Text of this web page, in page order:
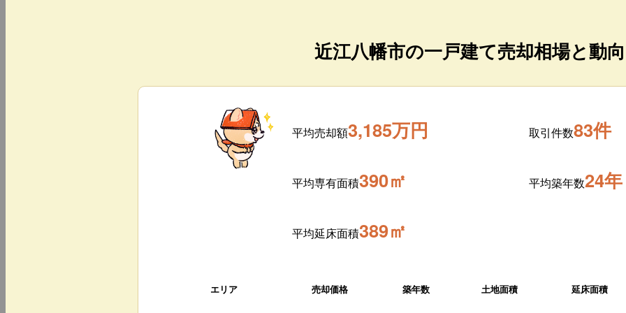
近江八幡市の一戸建て売却相場と動向
平均売却額3,185万円 取引件数83件
平均専有面積390㎡ 平均築年数24年
平均延床面積389㎡
エリア 売却価格 築年数 土地面積 延床面積